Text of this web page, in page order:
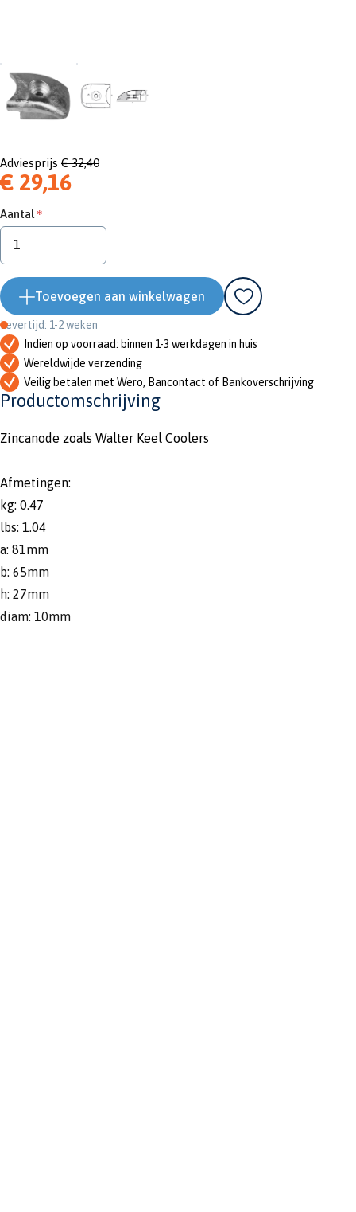
Adviesprijs € 32,40
€ 29,16
Aantal
Toevoegen aan winkelwagen
Levertijd: 1-2 weken
Indien op voorraad: binnen 1-3 werkdagen in huis
Wereldwijde verzending
Veilig betalen met Wero, Bancontact of Bankoverschrijving
Productomschrijving
Zincanode zoals Walter Keel Coolers
Afmetingen:
kg: 0.47
lbs: 1.04
a: 81mm
b: 65mm
h: 27mm
diam: 10mm